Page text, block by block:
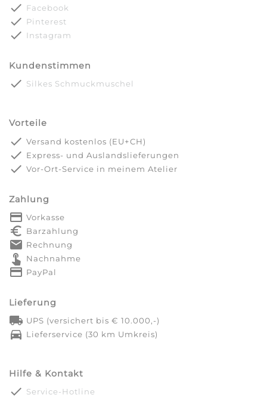
done Facebook
done Pinterest
done Instagram
Kundenstimmen
done Silkes Schmuckmuschel
Vorteile
done Versand kostenlos (EU+CH)
done Express- und Auslandslieferungen
done Vor-Ort-Service in meinem Atelier
Zahlung
payment Vorkasse
euro_symbol Barzahlung
markunread Rechnung
touch_app Nachnahme
credit_card PayPal
Lieferung
local_shipping UPS (versichert bis € 10.000,-)
directions_car Lieferservice (30 km Umkreis)
Hilfe & Kontakt
done Service-Hotline